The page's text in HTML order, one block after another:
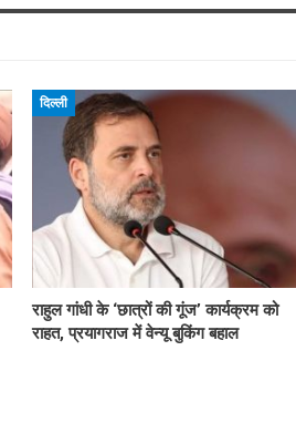
दिल्ली
राहुल गांधी के ‘छात्रों की गूंज’ कार्यक्रम को
राहत, प्रयागराज में वेन्यू बुकिंग बहाल